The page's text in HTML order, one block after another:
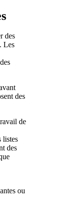
des
Les
des
de
listes
des
ou